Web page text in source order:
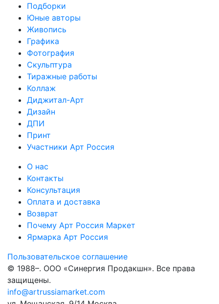
Подборки
Юные авторы
Живопись
Графика
Фотография
Скульптура
Тиражные работы
Коллаж
Диджитал-Арт
Дизайн
ДПИ
Принт
Участники Арт Россия
О нас
Контакты
Консультация
Оплата и доставка
Возврат
Почему Арт Россия Маркет
Ярмарка Арт Россия
Пользовательское соглашение
© 1988–. ООО «Синергия Продакшн». Все права
защищены.
info@artrussiamarket.com